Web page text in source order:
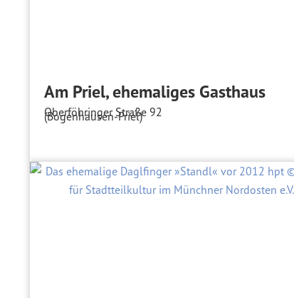
Am Priel, ehemaliges Gasthaus
Oberföhringer Straße 92
(Bogenhausen-Priel)